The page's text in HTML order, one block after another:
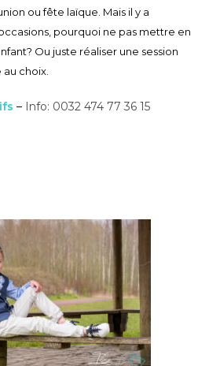
ou fête laïque. Mais il y a
pourquoi ne pas mettre en
Ou juste réaliser une session
choix.
– Info: 0032 474 77 36 15